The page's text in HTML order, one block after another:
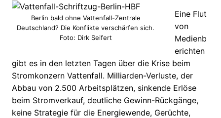
Berlin bald ohne Vattenfall-Zentrale
Deutschland? Die Konflikte verschärfen sich.
Foto: Dirk Seifert
Eine Flut
von
Medienb
erichten
gibt es in den letzten Tagen über die Krise beim
Stromkonzern Vattenfall. Milliarden-Verluste, der
Abbau von 2.500 Arbeitsplätzen, sinkende Erlöse
beim Stromverkauf, deutliche Gewinn-Rückgänge,
keine Strategie für die Energiewende, Gerüchte,